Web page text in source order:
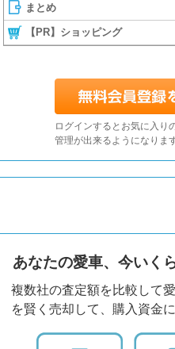
まとめ
【PR】ショッピング
ログインするとお気に入り
管理が出来るようになりま
あなたの愛車、今いく
複数社の査定額を比較して
を賢く売却して、購入資金